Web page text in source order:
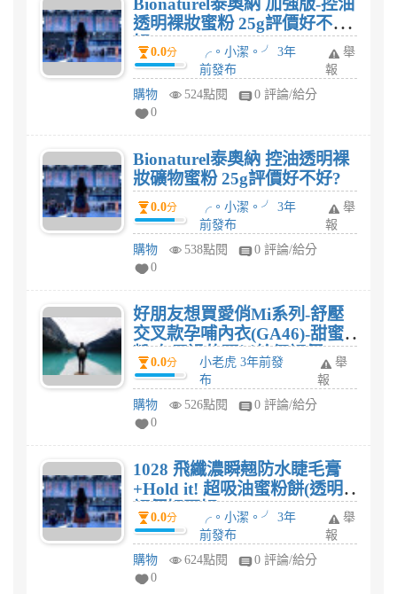
Bionaturel泰奧納 加強版-控油
透明裸妝蜜粉 25g評價好不
好?0.0分
╭。小潔。╯ 3年
前發布
舉
報
購物
524點閱
0 評論/給分
0
Bionaturel泰奧納 控油透明裸
妝礦物蜜粉 25g評價好不好?
0.0分
╭。小潔。╯ 3年
前發布
舉
報
購物
538點閱
0 評論/給分
0
好朋友想買愛俏Mi系列-舒壓
交叉款孕哺內衣(GA46)-甜蜜
粉 有用過的可以給個評價
嗎?
0.0分
小老虎 3年前發
布
舉
報
購物
526點閱
0 評論/給分
0
1028 飛纖濃瞬翹防水睫毛膏
+Hold it! 超吸油蜜粉餅(透明)
評價好不好?
0.0分
╭。小潔。╯ 3年
前發布
舉
報
購物
624點閱
0 評論/給分
0